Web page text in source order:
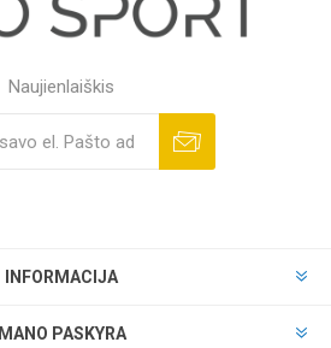
Naujienlaiškis
INFORMACIJA
MANO PASKYRA